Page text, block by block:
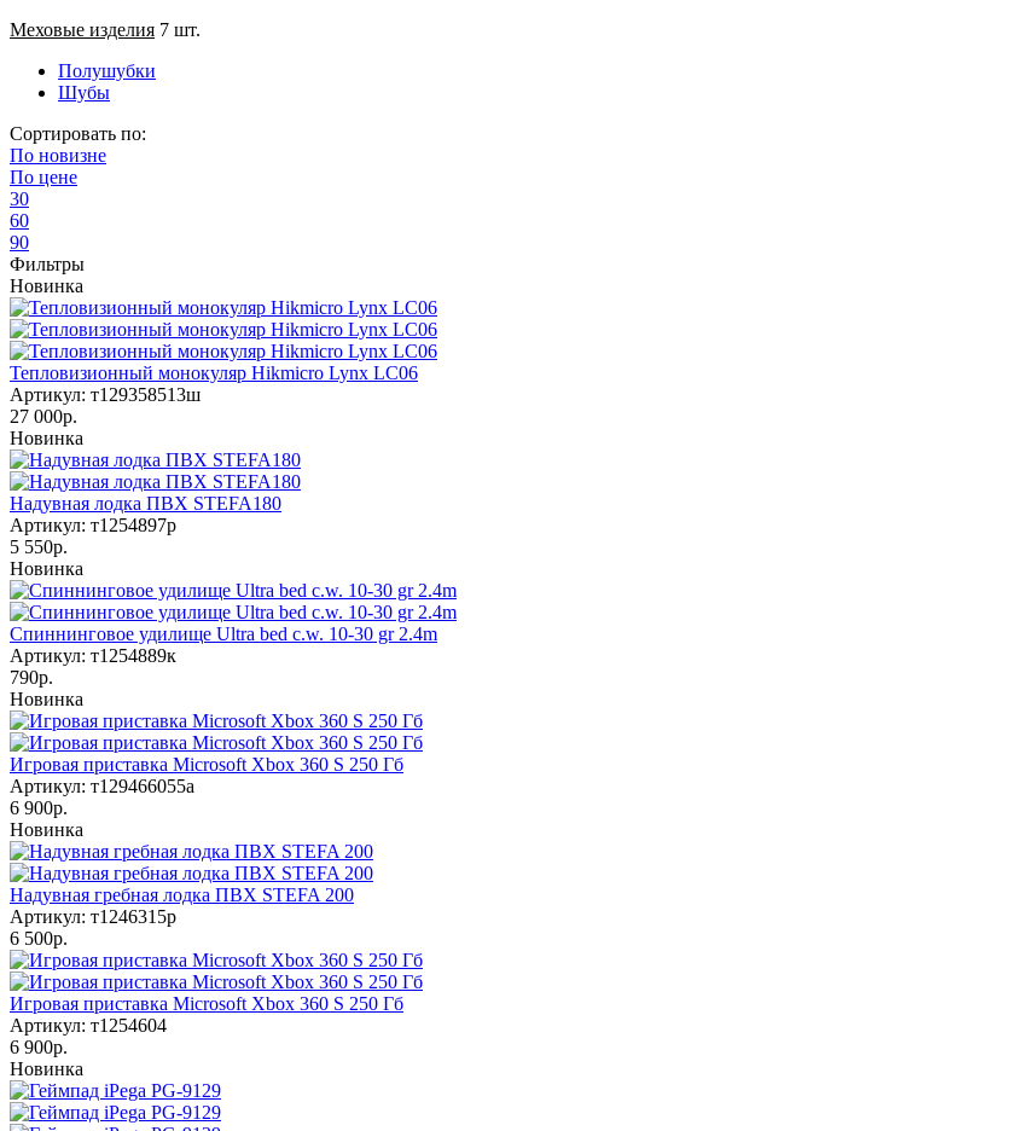
Меховые изделия 7 шт.
Полушубки
Шубы
Сортировать по:
По новизне
По цене
30
60
90
Фильтры
Новинка
Тепловизионный монокуляр Hikmicro Lynx LC06
Артикул: т129358513ш
27 000р.
Новинка
Надувная лодка ПВХ STEFA180
Артикул: т1254897р
5 550р.
Новинка
Спиннинговое удилище Ultra bed c.w. 10-30 gr 2.4m
Артикул: т1254889к
790р.
Новинка
Игровая приставка Microsoft Xbox 360 S 250 Гб
Артикул: т129466055а
6 900р.
Новинка
Надувная гребная лодка ПВХ STEFA 200
Артикул: т1246315р
6 500р.
Игровая приставка Microsoft Xbox 360 S 250 Гб
Артикул: т1254604
6 900р.
Новинка